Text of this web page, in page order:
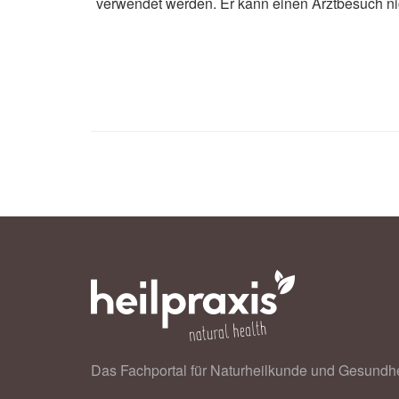
Das Fachportal für Naturheilkunde und